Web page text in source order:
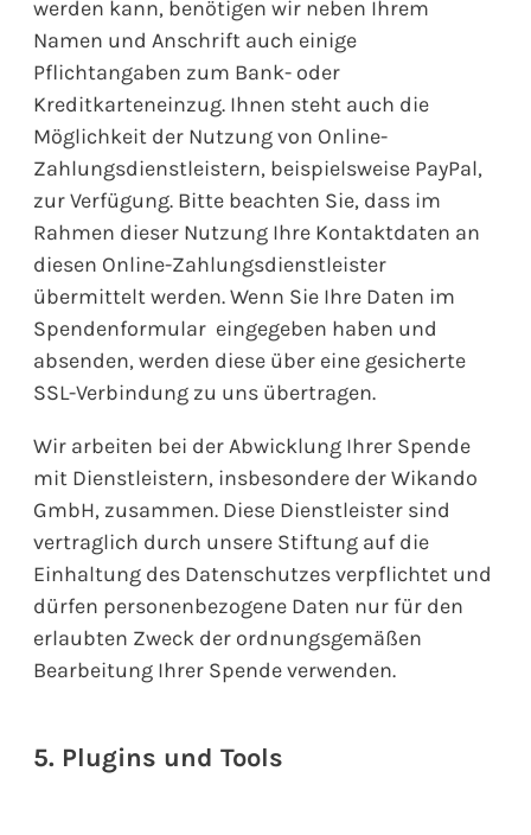
werden kann, benötigen wir neben Ihrem
Namen und Anschrift auch einige
Pflichtangaben zum Bank- oder
Kreditkarteneinzug. Ihnen steht auch die
Möglichkeit der Nutzung von Online-
Zahlungsdienstleistern, beispielsweise PayPal,
zur Verfügung. Bitte beachten Sie, dass im
Rahmen dieser Nutzung Ihre Kontaktdaten an
diesen Online-Zahlungsdienstleister
übermittelt werden. Wenn Sie Ihre Daten im
Spendenformular eingegeben haben und
absenden, werden diese über eine gesicherte
SSL-Verbindung zu uns übertragen.
Wir arbeiten bei der Abwicklung Ihrer Spende
mit Dienstleistern, insbesondere der Wikando
GmbH, zusammen. Diese Dienstleister sind
vertraglich durch unsere Stiftung auf die
Einhaltung des Datenschutzes verpflichtet und
dürfen personenbezogene Daten nur für den
erlaubten Zweck der ordnungsgemäßen
Bearbeitung Ihrer Spende verwenden.
5. Plugins und Tools